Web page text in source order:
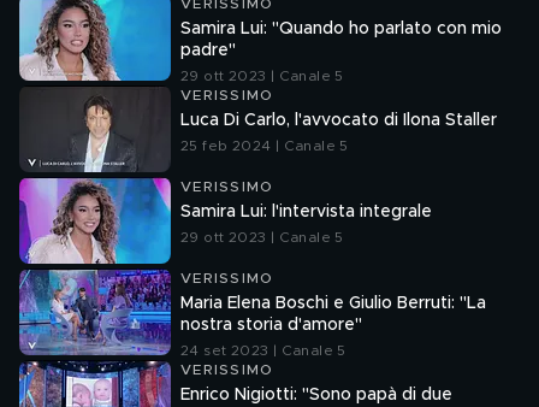
VERISSIMO
Samira Lui: "Quando ho parlato con mio
padre"
29 ott 2023 | Canale 5
VERISSIMO
Luca Di Carlo, l'avvocato di Ilona Staller
25 feb 2024 | Canale 5
VERISSIMO
Samira Lui: l'intervista integrale
29 ott 2023 | Canale 5
VERISSIMO
Maria Elena Boschi e Giulio Berruti: "La
nostra storia d'amore"
24 set 2023 | Canale 5
VERISSIMO
Enrico Nigiotti: "Sono papà di due